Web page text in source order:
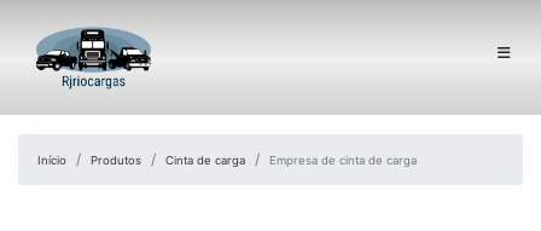
Início Produtos Cinta de carga Empresa de cinta de carga